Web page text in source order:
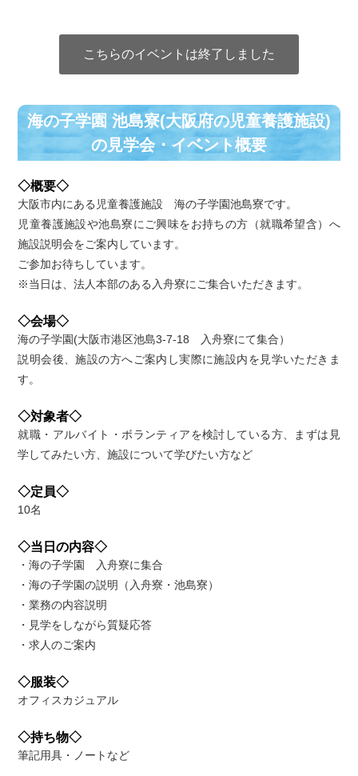
こちらのイベントは終了しました
海の子学園 池島寮(大阪府の児童養護施設)
の⾒学会・イベント概要
◇概要◇
大阪市内にある児童養護施設 海の子学園池島寮です。
児童養護施設や池島寮にご興味をお持ちの方（就職希望含）へ
施設説明会をご案内しています。
ご参加お待ちしています。
※当日は、法人本部のある入舟寮にご集合いただきます。
◇会場◇
海の子学園(大阪市港区池島3-7-18 入舟寮にて集合）
説明会後、施設の方へご案内し実際に施設内を見学いただきま
す。
◇対象者◇
就職・アルバイト・ボランティアを検討している方、まずは見
学してみたい方、施設について学びたい方など
◇定員◇
10名
◇当日の内容◇
・海の子学園 入舟寮に集合
・海の子学園の説明（入舟寮・池島寮）
・業務の内容説明
・見学をしながら質疑応答
・求人のご案内
◇服装◇
オフィスカジュアル
◇持ち物◇
筆記用具・ノートなど